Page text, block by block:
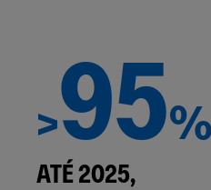
>95%
ATÉ 2025,